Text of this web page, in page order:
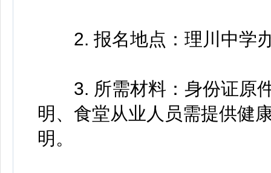
2. 报名地点：理川中学
3. 所需材料：身份证原件
明、食堂从业人员需提供健
明。